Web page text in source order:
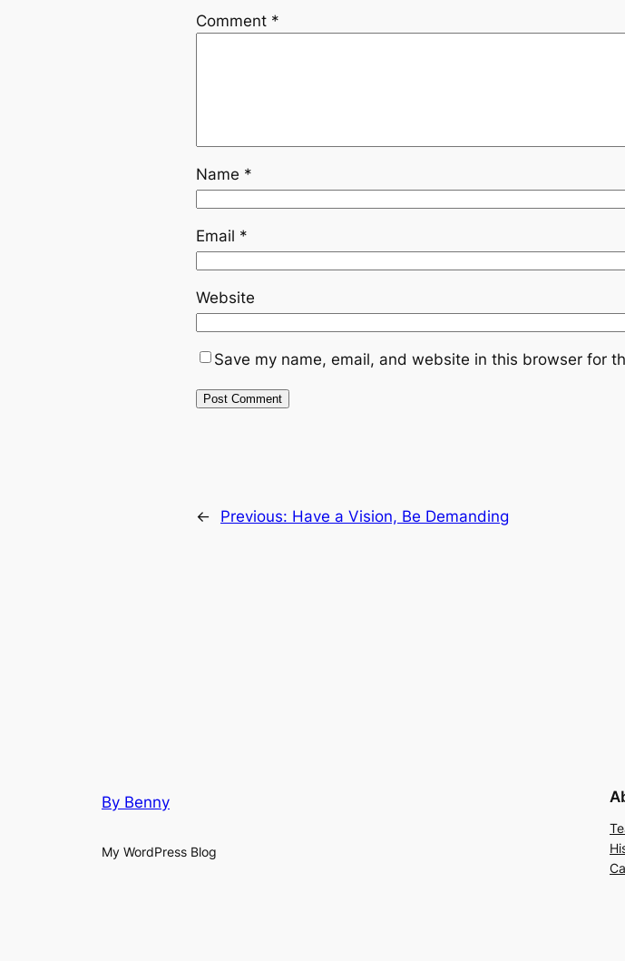
Comment *
Name *
Email *
Website
Save my name, email, and website in this browser for
← Previous: Have a Vision, Be Demanding
By Benny
My WordPress Blog